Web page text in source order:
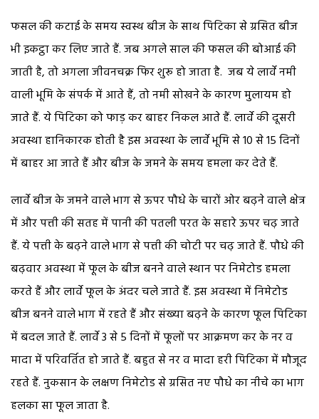
फसल की कटाई के समय स्वस्थ बीज के साथ पिटिका से ग्रसित बीज
भी इकट्ठा कर लिए जाते हैं. जब अगले साल की फसल की बोआई की
जाती है, तो अगला जीवनचक्र फिर शुरू हो जाता है. जब ये लार्वे नमी
वाली भूमि के संपर्क में आते हैं, तो नमी सोखने के कारण मुलायम हो
जाते हैं. ये पिटिका को फाड़ कर बाहर निकल आते हैं. लार्वे की दूसरी
अवस्था हानिकारक होती है इस अवस्था के लार्वे भूमि से 10 से 15 दिनों
में बाहर आ जाते हैं और बीज के जमने के समय हमला कर देते हैं.
लार्वे बीज के जमने वाले भाग से ऊपर पौधे के चारों ओर बढ़ने वाले क्षेत्र
में और पत्ती की सतह में पानी की पतली परत के सहारे ऊपर चढ़ जाते
हैं. ये पत्ती के बढ़ने वाले भाग से पत्ती की चोटी पर चढ़ जाते हैं. पौधे की
बढ़वार अवस्था में फूल के बीज बनने वाले स्थान पर निमेटोड हमला
करते हैं और लार्वे फूल के अंदर चले जाते हैं. इस अवस्था में निमेटोड
बीज बनने वाले भाग में रहते हैं और संख्या बढ़ने के कारण फूल पिटिका
में बदल जाते हैं. लार्वे 3 से 5 दिनों में फूलों पर आक्रमण कर के नर व
मादा में परिवर्तित हो जाते हैं. बहुत से नर व मादा हरी पिटिका में मौजूद
रहते हैं. नुकसान के लक्षण निमेटोड से ग्रसित नए पौधे का नीचे का भाग
हलका सा फूल जाता है.